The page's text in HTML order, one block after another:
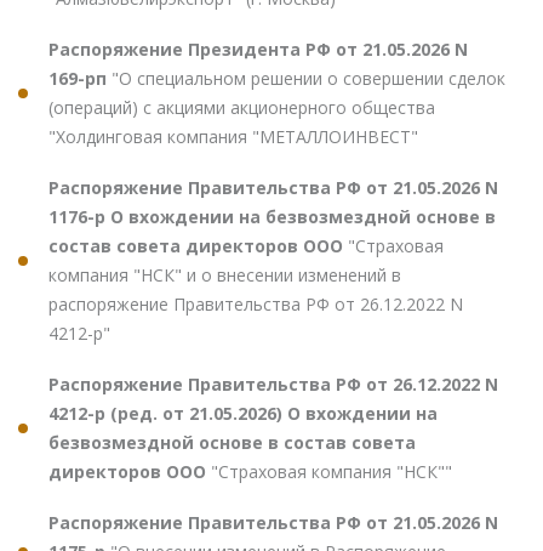
Распоряжение Президента РФ от 21.05.2026 N
169-рп "О специальном решении о совершении сделок
(операций) с акциями акционерного общества
"Холдинговая компания "МЕТАЛЛОИНВЕСТ"
Распоряжение Правительства РФ от 21.05.2026 N
1176-р О вхождении на безвозмездной основе в
состав совета директоров ООО "Страховая
компания "НСК" и о внесении изменений в
распоряжение Правительства РФ от 26.12.2022 N
4212-р"
Распоряжение Правительства РФ от 26.12.2022 N
4212-р (ред. от 21.05.2026) О вхождении на
безвозмездной основе в состав совета
директоров ООО "Страховая компания "НСК""
Распоряжение Правительства РФ от 21.05.2026 N